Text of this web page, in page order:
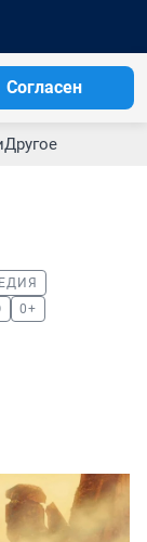
Согласен
Другое
0+